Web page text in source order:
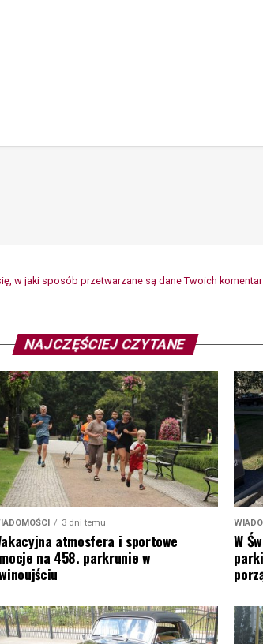
w jaki sposób przetwarzane są dane Twoich
NAJCZĘŚCIEJ CZYTANE
3 dni temu
atmosfera i sportowe
na 458. parkrunie w
W